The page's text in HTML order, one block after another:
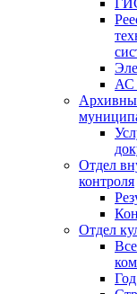
АС
Отдел
контроля
Отдел